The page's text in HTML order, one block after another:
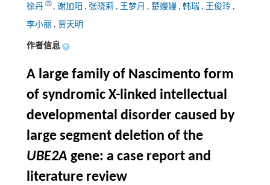
徐丹 , 谢加阳 , 张晓莉 , 王梦月 , 楚嫚嫚 , 韩瑞 , 王俊玲 ,
李小丽 , 贾天明
作者信息 +
A large family of Nascimento form
of syndromic X-linked intellectual
developmental disorder caused by
large segment deletion of the
UBE2A gene: a case report and
literature review